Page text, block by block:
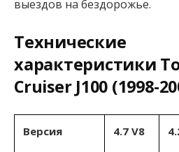
выездов на бездорожье.
Технические
характеристики
Cruiser J100 (1998-
Версия 4.7 V8